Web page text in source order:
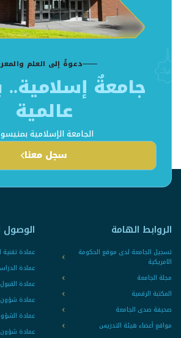
دعوةٌ إلى العلم
جامعةٌ إسلامية..
عالمية
الجامعة الإسلامية
سجل معنا
الروابط الهامة
تسجيل الجامعة لدى موقع الحكومة
الامريكية
مجلة الجامعة
المكتبة الرقمية
صحيفة صدى الجامعة
مواقع أعضاء هيئة التدريس
الوصول
عمادة تقنية
عمادة
عمادة
عمادة شؤون
عمادة
عمادة شؤون